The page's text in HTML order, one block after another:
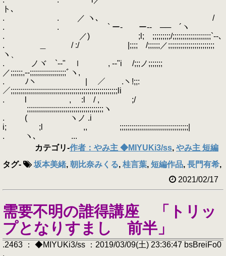
ト､
. . ／ ヽ､ /
. . ` ー- ー-‐ ── ´ヽ
. ／) ;l; ;;;;;;;;;/;;;;;;;;;;;;;;;;;;;`‐-､
. ＿ / :/ |;;;; /;;;;;;／;;;;;;;;;;;;;;;;;;;;;;;
ヽ、
. ノヾ `‐-" ｌ , -‐"i /;;;ノ;;;;;;;
／;;;;;;,-‐;;;;;;;;;;;;;;;;;;ﾞヽ,
. ﾉヽ | ／ .ヽ!;;:
／;;;;;;;;;;;;;;;;;;;;;;;;;;;;;;;;;;;;;;;;;;;;;;;;;;;;;li
. l , :l / , ;/
;;;;;;;;;;;;;;;;;;;;;;;;;;;;;;;;;;;;;;ヽ
. ( ヽノ .i
i; ;l ,, ;;;;;;;;;;;;;;;;;;;;;;;;;;;;;;;;;;|
. ヽ､ ...
カテゴリ-作者：やみ主 ◆MIYUKi3/ss, やみ主 短編
タグ- 坂本美緒, 朝比奈みくる, 桂言葉, 短編作品, 長門有希,
2021/02/17
需要不明の誰得講座 「トリッ
プとなりすまし 前半」
.2463 ： ◆MIYUKi3/ss ：2019/03/09(土) 23:36:47 bsBreiFo0
.